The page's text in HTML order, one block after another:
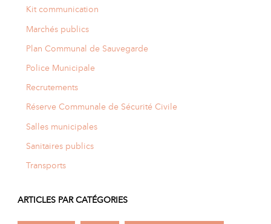
Kit communication
Marchés publics
Plan Communal de Sauvegarde
Police Municipale
Recrutements
Réserve Communale de Sécurité Civile
Salles municipales
Sanitaires publics
Transports
ARTICLES PAR CATÉGORIES